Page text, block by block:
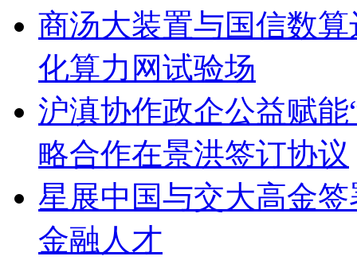
商汤大装置与国信数
化算力网试验场
沪滇协作政企公益赋
略合作在景洪签订协议
星展中国与交大高金
金融人才